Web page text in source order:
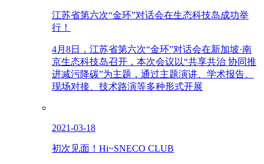
江苏省第六次“金环”对话会在生态科技岛成功举
行！
4月8日，江苏省第六次“金环”对话会在新加坡·南
京生态科技岛召开，本次会议以“共享共治 协同推
进减污降碳”为主题，通过主题演讲、学术报告、
现场对接、技术路演等多种形式开展
2021-03-18
初次见面！Hi~SNECO CLUB